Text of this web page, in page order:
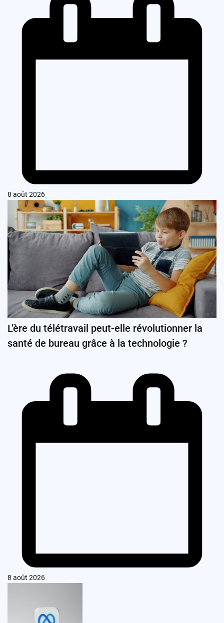
8 août 2026
L’ère du télétravail peut-elle révolutionner la
santé de bureau grâce à la technologie ?
8 août 2026